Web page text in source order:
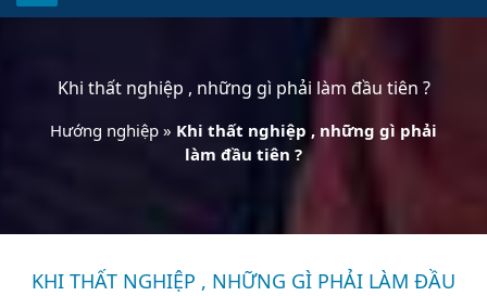
Khi thất nghiệp , những gì phải làm đầu tiên ?
Hướng nghiệp » Khi thất nghiệp , những gì phải
làm đầu tiên ?
KHI THẤT NGHIỆP , NHỮNG GÌ PHẢI LÀM ĐẦU